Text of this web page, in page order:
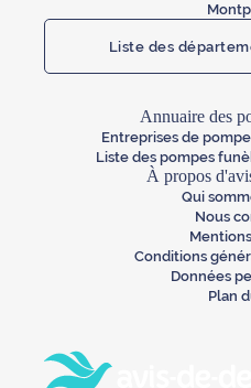
Liste des
Annuaire des
Entreprises de
Liste des pompes
À propos
Qui
Nous
Conditions
Données
Plan